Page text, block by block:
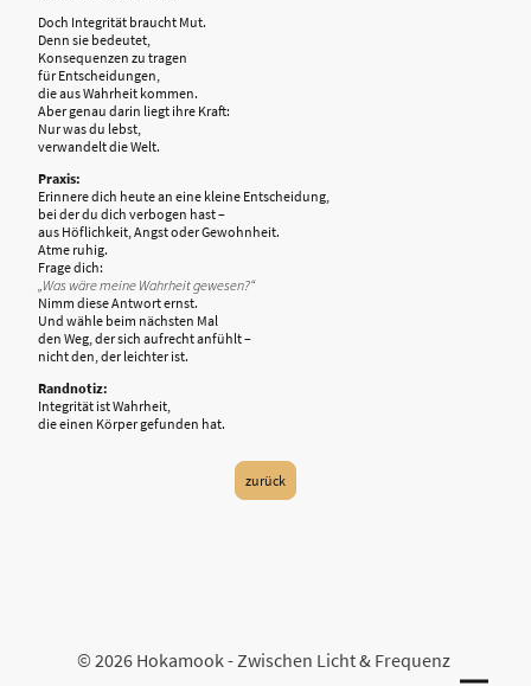
Doch Integrität braucht Mut.
Denn sie bedeutet,
Konsequenzen zu tragen
für Entscheidungen,
die aus Wahrheit kommen.
Aber genau darin liegt ihre Kraft:
Nur was du lebst,
verwandelt die Welt.
Praxis:
Erinnere dich heute an eine kleine Entscheidung,
bei der du dich verbogen hast –
aus Höflichkeit, Angst oder Gewohnheit.
Atme ruhig.
Frage dich:
„Was wäre meine Wahrheit gewesen?“
Nimm diese Antwort ernst.
Und wähle beim nächsten Mal
den Weg, der sich aufrecht anfühlt –
nicht den, der leichter ist.
Randnotiz:
Integrität ist Wahrheit,
die einen Körper gefunden hat.
zurück
© 2026 Hokamook - Zwischen Licht & Frequenz